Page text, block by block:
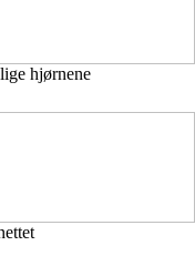
hjørnene